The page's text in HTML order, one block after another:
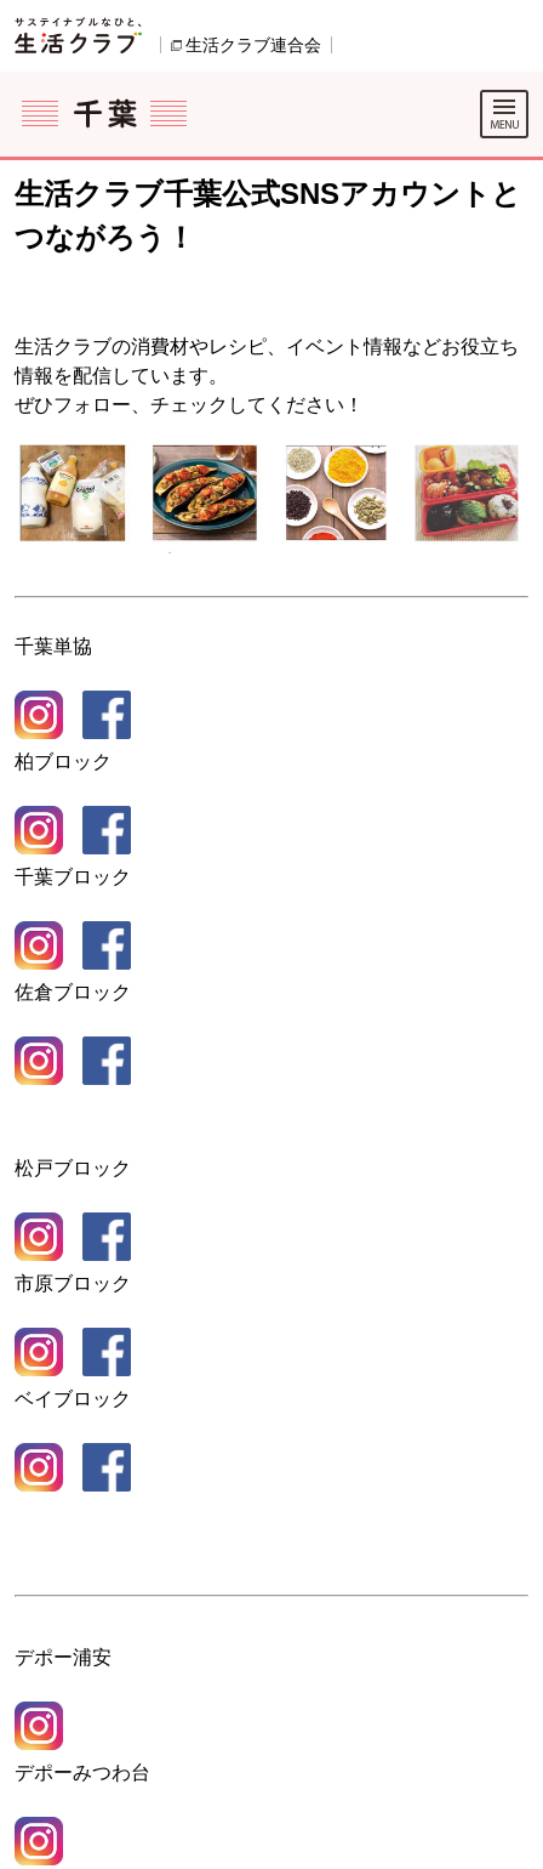
ページの先頭です。
生活クラブ連合会
ここからサイト内共通メニューです。
サイト内共通メニューをスキップする
サイト内共通メニューここまで。
生活クラブ千葉公式SNSアカウントと
つながろう！
生活クラブの消費材やレシピ、イベント情報などお役立ち
情報を配信しています。
ぜひフォロー、チェックしてください！
千葉単協
柏ブロック
千葉ブロック
佐倉ブロック
松戸ブロック
市原ブロック
ベイブロック
デポー浦安
デポーみつわ台